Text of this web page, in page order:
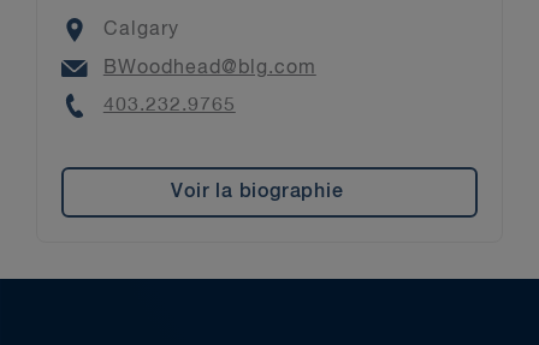
Location
Calgary
Email
BWoodhead@blg.com
Phone
403.232.9765
Voir la biographie